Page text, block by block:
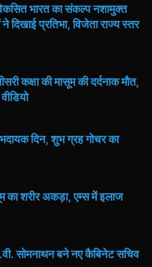
भारत का संकल्प नशामुक्त
प्रतिभा, विजेता राज्य स्तर
कक्षा की मासूम की दर्दनाक मौत,
दिन, शुभ ग्रह गोचर का
का शरीर अकड़ा, एम्स में इलाज
सोमनाथन बने नए कैबिनेट सचिव